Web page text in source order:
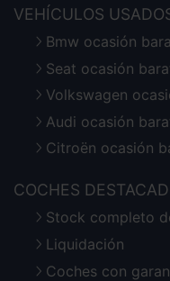
VEHÍCULOS
Bmw ocasión
Seat ocasión
Volkswagen
Audi ocasión
Citroën ocasión
COCHES
Stock completo
Liquidación
Coches con